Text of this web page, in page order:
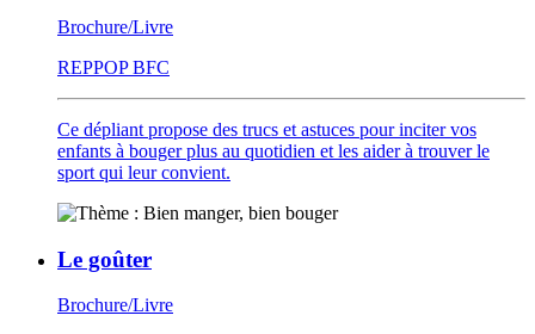
Brochure/Livre
REPPOP BFC
Ce dépliant propose des trucs et astuces pour inciter vos
enfants à bouger plus au quotidien et les aider à trouver le
sport qui leur convient.
Le goûter
Brochure/Livre